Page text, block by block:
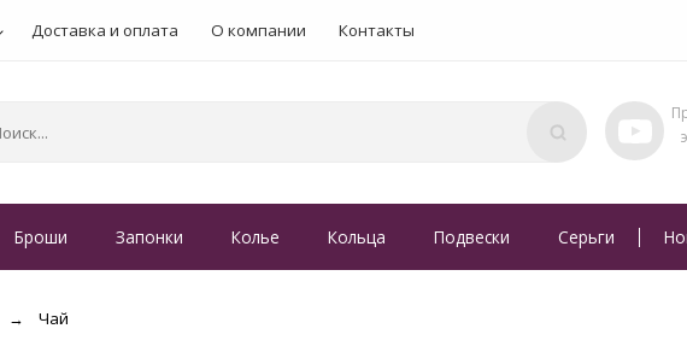
Доставка и оплата О компании Контакты
Броши Запонки Колье Кольца Подвески Серьги
Чай